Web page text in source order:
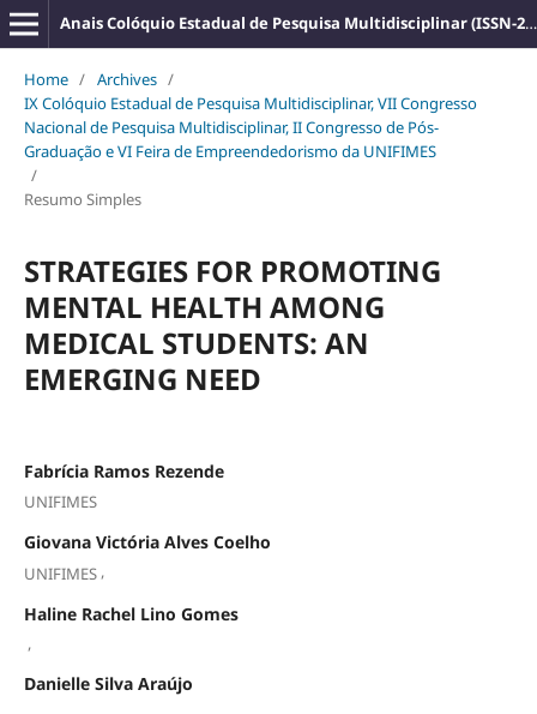
Anais Colóquio Estadual de Pesquisa Multidisciplinar (ISSN-2527-2500)
Home / Archives /
IX Colóquio Estadual de Pesquisa Multidisciplinar, VII Congresso
Nacional de Pesquisa Multidisciplinar, II Congresso de Pós-
Graduação e VI Feira de Empreendedorismo da UNIFIMES
/
Resumo Simples
STRATEGIES FOR PROMOTING
MENTAL HEALTH AMONG
MEDICAL STUDENTS: AN
EMERGING NEED
Fabrícia Ramos Rezende
UNIFIMES
Giovana Victória Alves Coelho
UNIFIMES,
Haline Rachel Lino Gomes
,
Danielle Silva Araújo